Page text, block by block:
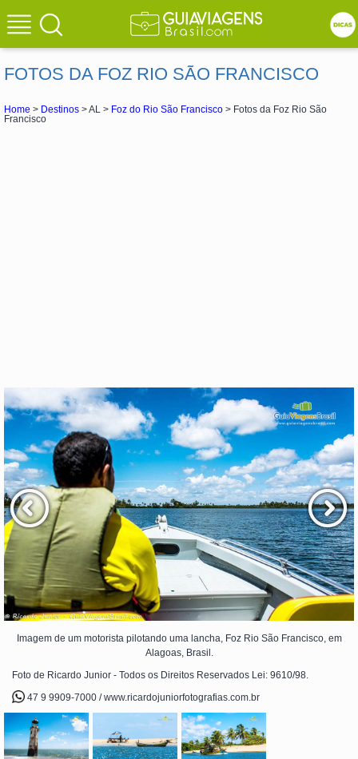
FOTOS DA FOZ RIO SÃO FRANCISCO
Home > Destinos > AL > Foz do Rio São Francisco > Fotos da Foz Rio São
Francisco
Imagem de um motorista pilotando uma lancha, Foz Rio São Francisco, em
Alagoas, Brasil.
Foto de Ricardo Junior - Todos os Direitos Reservados Lei: 9610/98.
47 9 9909-7000 / www.ricardojuniorfotografias.com.br